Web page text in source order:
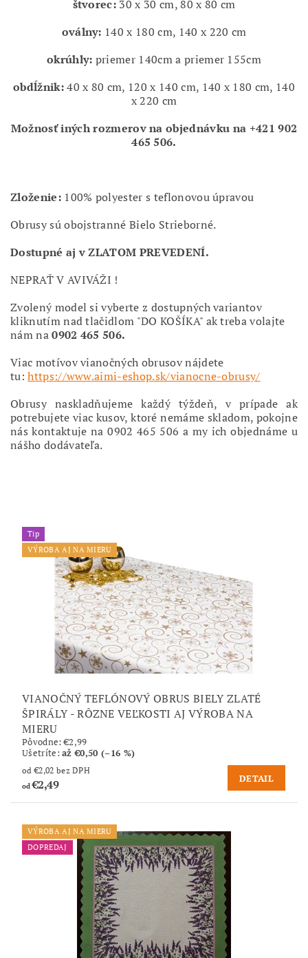
štvorec: 30 x 30 cm, 80 x 80 cm
oválny: 140 x 180 cm, 140 x 220 cm
okrúhly: priemer 140cm a priemer 155cm
obdĺžnik:40 x 80 cm, 120 x 140 cm, 140 x 180 cm, 140
x 220 cm
Možnosť iných rozmerov na objednávku na +421 902
465 506.
Zloženie: 100% polyester s teflonovou úpravou
Obrusy sú obojstranné Bielo Strieborné.
Dostupné aj v ZLATOM PREVEDENÍ.
NEPRAŤ V AVIVÁŽI !
Zvolený model si vyberte z dostupných variantov
kliknutím nad tlačidlom "DO KOŠÍKA" ak treba volajte
nám na0902 465 506.
Viac motívov vianočných obrusov nájdete
tu:https://www.aimi-eshop.sk/vianocne-obrusy/
Obrusy naskladňujeme každý týždeň, v prípade ak
potrebujete viac kusov, ktoré nemáme skladom, pokojne
nás kontaktuje na 0902 465 506 a my ich objednáme u
nášho dodávateľa.
Tip
VÝROBA AJ NA MIERU
VIANOČNÝ TEFLÓNOVÝ OBRUS BIELY ZLATÉ
ŠPIRÁLY - RÔZNE VEĽKOSTI AJ VÝROBA NA
MIERU
Pôvodne:€2,99
Ušetríte:až €0,50 (–16 %)
od €2,02 bez DPH
od€2,49 DETAIL
VÝROBA AJ NA MIERU
DOPREDAJ